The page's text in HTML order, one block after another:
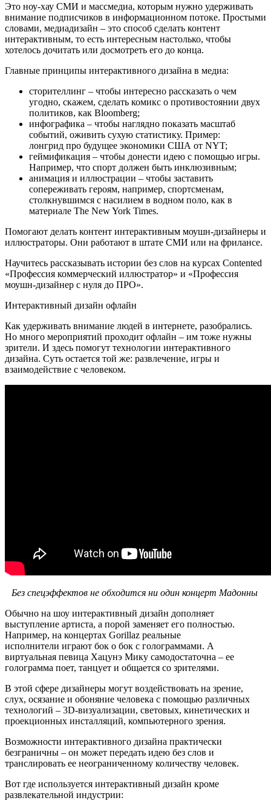
Это ноу-хау СМИ и массмедиа, которым нужно удерживать
внимание подписчиков в информационном потоке. Простыми
словами, медиадизайн – это способ сделать контент
интерактивным, то есть интересным настолько, чтобы
хотелось дочитать или досмотреть его до конца.
Главные принципы интерактивного дизайна в медиа:
сторителлинг – чтобы интересно рассказать о чем
угодно, скажем, сделать комикс о противостоянии двух
политиков, как Bloomberg;
инфографика – чтобы наглядно показать масштаб
событий, оживить сухую статистику. Пример:
лонгрид про будущее экономики США от NYT;
геймификация – чтобы донести идею с помощью игры.
Например, что спорт должен быть инклюзивным;
анимация и иллюстрации – чтобы заставить
сопереживать героям, например, спортсменам,
столкнувшимся с насилием в водном поло, как в
материале The New York Times.
Помогают делать контент интерактивным моушн-дизайнеры и
иллюстраторы. Они работают в штате СМИ или на фрилансе.
Научитесь рассказывать истории без слов на курсах Contented
«Профессия коммерческий иллюстратор» и «Профессия
моушн-дизайнер с нуля до ПРО».
Интерактивный дизайн офлайн
Как удерживать внимание людей в интернете, разобрались.
Но много мероприятий проходит офлайн – им тоже нужны
зрители. И здесь помогут технологии интерактивного
дизайна. Суть остается той же: развлечение, игры и
взаимодействие с человеком.
Без спецэффектов не обходится ни один концерт Мадонны
Обычно на шоу интерактивный дизайн дополняет
выступление артиста, а порой заменяет его полностью.
Например, на концертах Gorillaz реальные
исполнители играют бок о бок с голограммами. А
виртуальная певица Хацунэ Мику самодостаточна – ее
голограмма поет, танцует и общается со зрителями.
В этой сфере дизайнеры могут воздействовать на зрение,
слух, осязание и обоняние человека с помощью различных
технологий – 3D-визуализации, световых, кинетических и
проекционных инсталляций, компьютерного зрения.
Возможности интерактивного дизайна практически
безграничны – он может передать идею без слов и
транслировать ее неограниченному количеству человек.
Вот где используется интерактивный дизайн кроме
развлекательной индустрии: